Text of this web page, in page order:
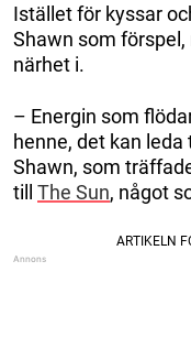
Istället för kyssar
Shawn som
närhet i.
– Energin som
henne, det kan
Shawn, som
till The Sun, något